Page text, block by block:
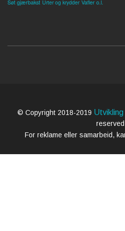
Søt gjærbakst Urter og krydder Vafler o.l.
© Copyright 2018-2019
For reklame eller samarbeid,